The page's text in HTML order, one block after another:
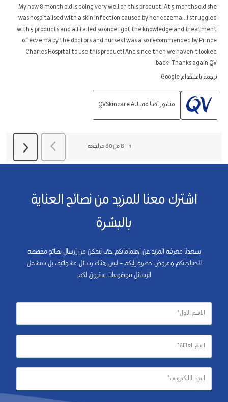
5
نجوم.
My now 8 month old is doing very well on this product. At 5 months old she
was hospitalised with a skin infection caused by her eczema...I struggled
with 5 products and all failed so once I got the knowledge and treatment
of eczema by the doctors and nurses I was also recommended by Prince
Charles Hospital to use this product! And since then we haven’t looked
back! Thanks again QV!
ترجمة باستخدام Google
منشور أصلاً في QVSkincare AU
1
–8 من 80 مراجعة السابق مراجعةالتالي
مراجعة
اشترك معنا للمزيد من نصائح العناية
بالبشرة
يسعدنا معرفة المزيد عن اهتماماتكم حتى نتمكن من إرسال نصائح مخصصة
لاحتياجاتكم وعروض حصرية إليكم – ليس هناك رسائل عشوائية، بل ستشمل
الرسائل موضوعات ستروق لكم.